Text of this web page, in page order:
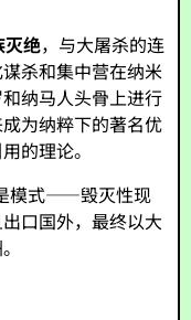
灭绝，与大屠杀的连
杀和集中营在纳米
纳马人头骨上进行
为纳粹下的著名优
的理论。
模式——毁灭性现
口国外，最终以大